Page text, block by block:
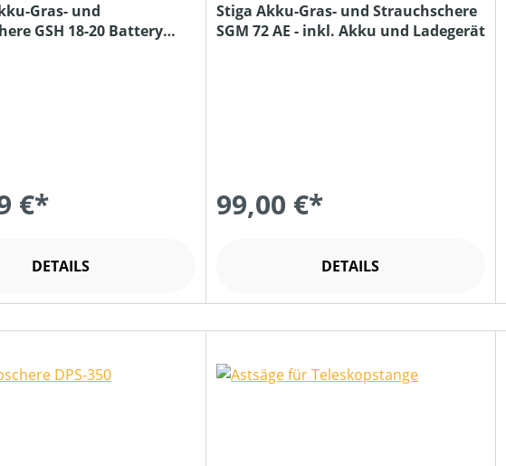
Gras- und
GSH 18-20 Battery
€*
DETAILS
Stiga Akku-Gras- und Strauchschere
SGM 72 AE - inkl. Akku und Ladegerät
99,00 €*
DETAILS